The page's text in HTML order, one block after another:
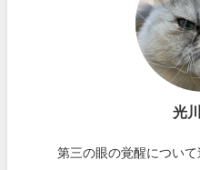
光
第三の眼の覚醒について